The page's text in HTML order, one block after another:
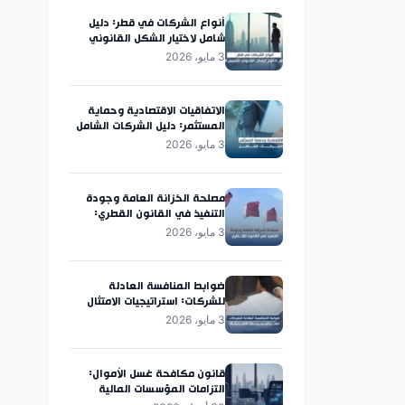
أنواع الشركات في قطر: دليل
شامل لاختيار الشكل القانوني
لتأسيس الشركات
3 مايو، 2026
الاتفاقيات الاقتصادية وحماية
المستثمر: دليل الشركات الشامل
3 مايو، 2026
مصلحة الخزانة العامة وجودة
التنفيذ في القانون القطري:
قراءة شاملة
3 مايو، 2026
ضوابط المنافسة العادلة
للشركات: استراتيجيات الامتثال
3 مايو، 2026
قانون مكافحة غسل الأموال:
التزامات المؤسسات المالية